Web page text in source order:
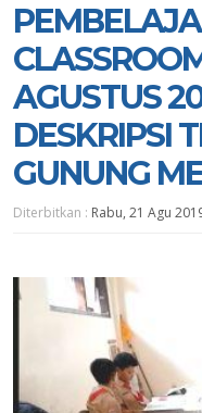
AGUSTUS
DESKRIPSI
GUNUNG
Diterbitkan : Rabu, 21 Agu